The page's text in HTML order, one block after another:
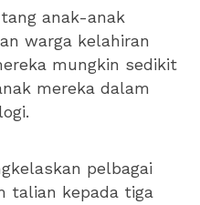
anak-anak
warga kelahiran
mungkin sedikit
mereka dalam
pelbagai
talian kepada tiga